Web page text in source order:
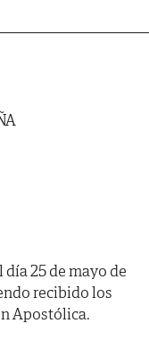
25 de mayo de
recibido los
Apostólica.